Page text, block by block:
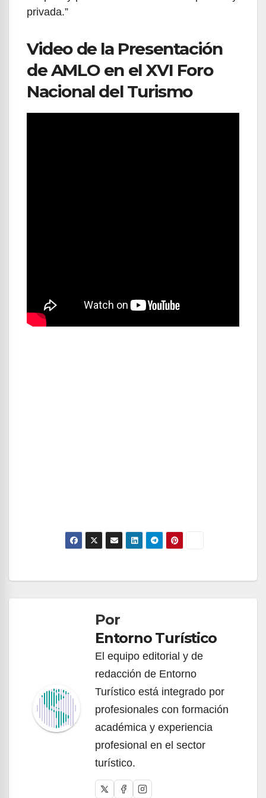
privada.”
Video de la Presentación
de AMLO en el XVI Foro
Nacional del Turismo
Navegación
entradasPor
Entorno Turístico
El equipo editorial y de
redacción de Entorno
Turístico está integrado por
profesionales con formación
académica y experiencia
profesional en el sector
turístico.